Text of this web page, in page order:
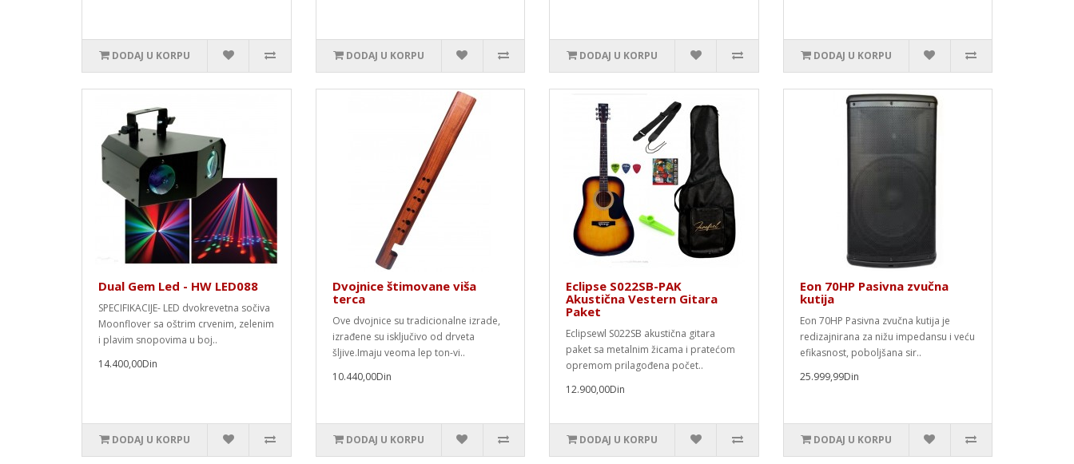
DODAJ U KORPU DODAJ U KORPU DODAJ U KORPU DODAJ U KORPU
Dual Gem Led - HW LED088
SPECIFIKACIJE- LED dvokrevetna sočiva
Moonflover sa oštrim crvenim, zelenim
i plavim snopovima u boj..
14.400,00Din
DODAJ U KORPU
Dvojnice štimovane viša
terca
Ove dvojnice su tradicionalne izrade,
izrađene su isključivo od drveta
šljive.Imaju veoma lep ton-vi..
10.440,00Din
DODAJ U KORPU
Eclipse S022SB-PAK
Akustična Vestern Gitara
Paket
Eclipsewl S022SB akustična gitara
paket sa metalnim žicama i pratećom
opremom prilagođena počet..
12.900,00Din
DODAJ U KORPU
Eon 70HP Pasivna zvučna
kutija
Eon 70HP Pasivna zvučna kutija je
redizajnirana za nižu impedansu i veću
efikasnost, poboljšana sir..
25.999,99Din
DODAJ U KORPU